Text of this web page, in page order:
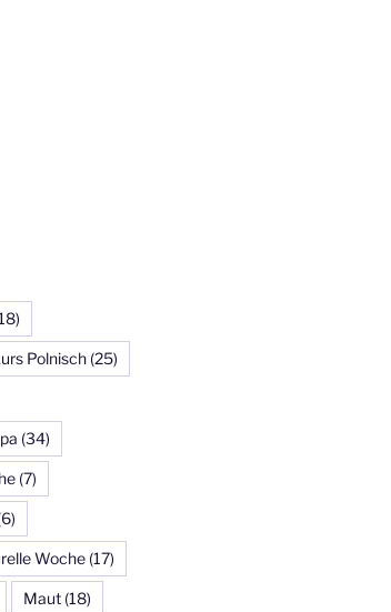
Polnisch(25)
(34)
(7)
Woche(17)
Maut(18)